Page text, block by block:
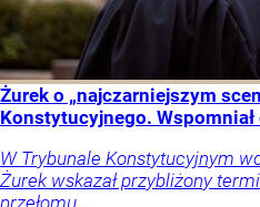
Żurek o „najczarniejszym
Konstytucyjnego. Wspomniał
W Trybunale Konstytucyjnym
Żurek wskazał przybliżony
przełomu.